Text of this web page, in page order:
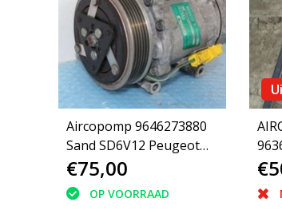
Aircopomp 9646273880
Sand SD6V12 Peugeot
206 (6453LF)(6453LH)
€75,00
OP VOORRAAD
206